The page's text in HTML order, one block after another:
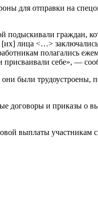
для отправки на
граждан,
[их] лица <…>
полагались
присваивали себе», —
были
и приказы о
выплаты